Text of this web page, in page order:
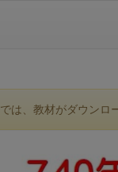
では、教材がダウンロ